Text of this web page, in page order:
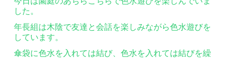
した。
年長組は木陰で友達と会話を楽しみながら色水遊びを
しています。
傘袋に色水を入れては結び、色水を入れては結びを繰